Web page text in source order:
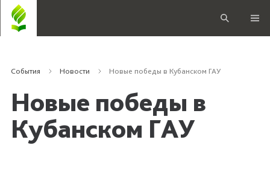
События Новости Новые победы в Кубанском ГАУ
Новые победы в
Кубанском ГАУ